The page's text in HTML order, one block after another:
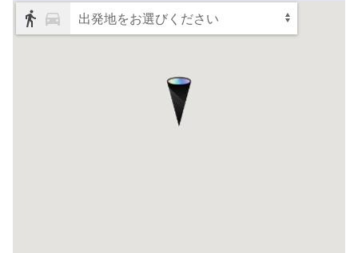
出発地をお選びください